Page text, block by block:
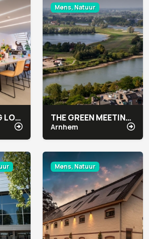
MUSIC MEETING LOUNGE
Mens, Natuur
THE GREEN MEETING CENTER ARNHEM
Arnhem
Mens, Natuur